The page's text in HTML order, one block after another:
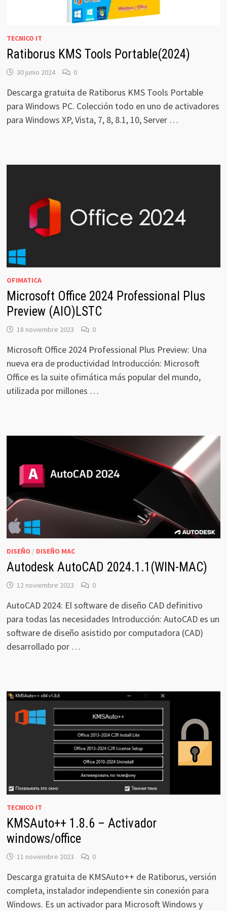
TECNICO IT
Ratiborus KMS Tools Portable(2024)
30 junio 2024 0
Descarga gratuita de Ratiborus KMS Tools Portable
para Windows PC. Colección todo en uno de activadores
para Windows XP, Vista, 7, 8, 8.1, 10, Server …
OFIMATICA
Microsoft Office 2024 Professional Plus
Preview (AIO)LSTC
18 noviembre 2023 0
Microsoft Office 2024 Professional Plus Preview: Una
nueva era de productividad Introducción: Microsoft
Office es la suite ofimática más popular del mundo,
utilizada por millones …
DISEÑO / DISEÑO MAC
Autodesk AutoCAD 2024.1.1(WIN-MAC)
12 noviembre 2023 0
AutoCAD 2024: El software de diseño CAD definitivo
para todas las necesidades Introducción: AutoCAD es un
software de diseño asistido por computadora (CAD)
desarrollado por …
TECNICO IT
KMSAuto++ 1.8.6 – Activador
windows/office
11 noviembre 2023 0
Descarga gratuita de KMSAuto++ de Ratiborus, versión
completa, instalador independiente sin conexión para
Windows. Es un activador para Microsoft Windows y